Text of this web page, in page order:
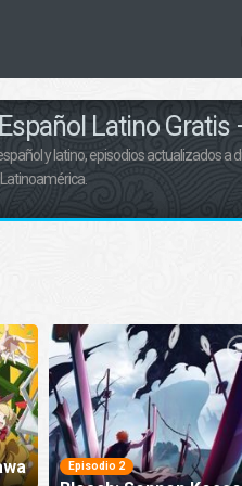
Latino Gratis
y latino, episodios actualizados a
Latinoamérica.
no Circus-dan Episodio 5
Episodio 2